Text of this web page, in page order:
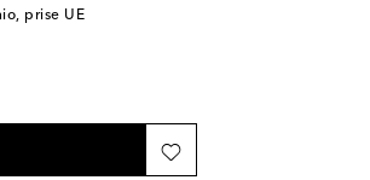
prise UE